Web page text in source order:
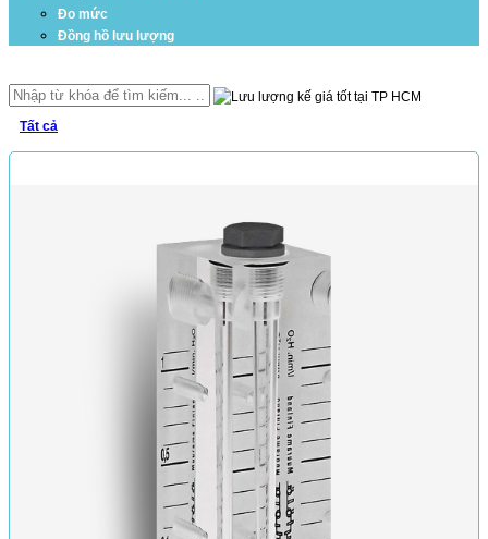
Đo mức
Đồng hồ lưu lượng
Tất cả